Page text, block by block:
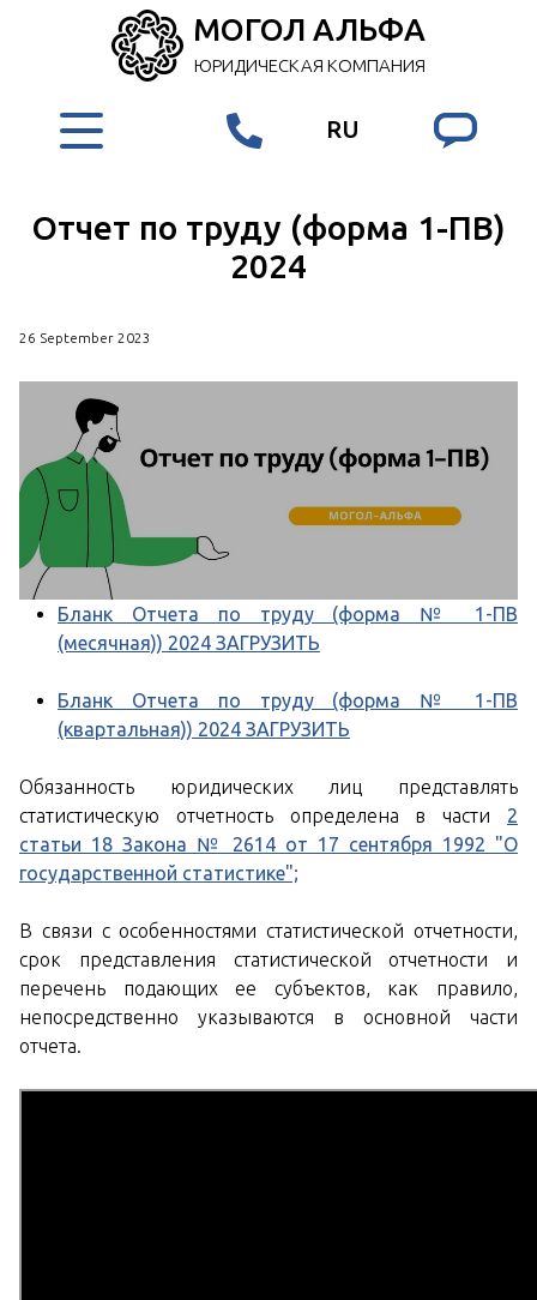
МОГОЛ АЛЬФА
ЮРИДИЧЕСКАЯ КОМПАНИЯ
RU
Отчет по труду (форма 1-ПВ)
2024
26 September 2023
Бланк Отчета по труду (форма № 1-ПВ
(месячная)) 2024 ЗАГРУЗИТЬ
Бланк Отчета по труду (форма № 1-ПВ
(квартальная)) 2024 ЗАГРУЗИТЬ
Обязанность юридических лиц представлять
статистическую отчетность определена в части 2
статьи 18 Закона № 2614 от 17 сентября 1992 "О
государственной статистике";
В связи с особенностями статистической отчетности,
срок представления статистической отчетности и
перечень подающих ее субъектов, как правило,
непосредственно указываются в основной части
отчета.